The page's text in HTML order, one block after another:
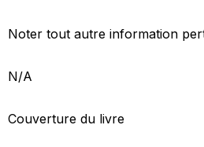
Noter tout autre information
N/A
Couverture du livre